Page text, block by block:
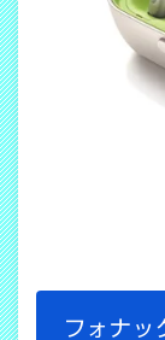
フォナッ